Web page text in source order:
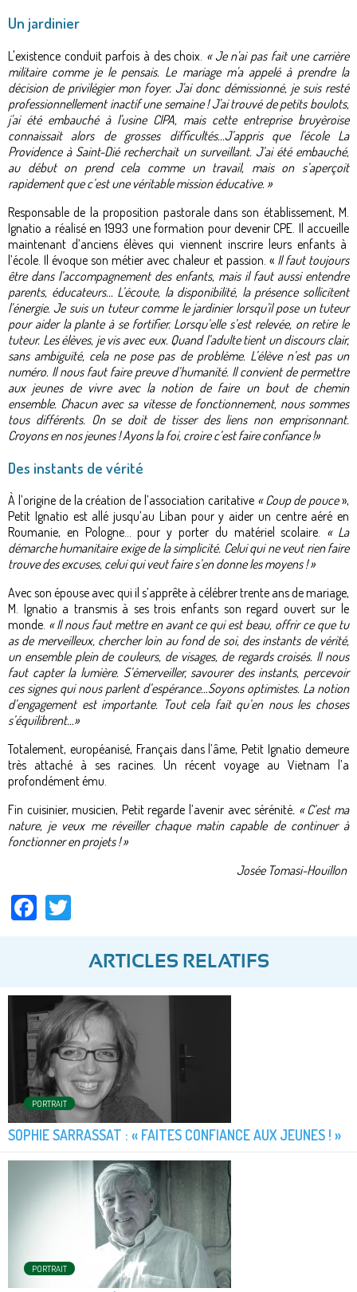
Un jardinier
L'existence conduit parfois à des choix. « Je n'ai pas fait une carrière
militaire comme je le pensais. Le mariage m'a appelé à prendre la
décision de privilégier mon foyer. J'ai donc démissionné, je suis resté
professionnellement inactif une semaine ! J'ai trouvé de petits boulots,
j'ai été embauché à l'usine CIPA, mais cette entreprise bruyèroise
connaissait alors de grosses difficultés...J’appris que l'école La
Providence à Saint-Dié recherchait un surveillant. J’ai été embauché,
au début on prend cela comme un travail, mais on s’aperçoit
rapidement que c’est une véritable mission éducative. »
Responsable de la proposition pastorale dans son établissement, M.
Ignatio a réalisé en 1993 une formation pour devenir CPE. Il accueille
maintenant d’anciens élèves qui viennent inscrire leurs enfants à
l’école. Il évoque son métier avec chaleur et passion. « Il faut toujours
être dans l’accompagnement des enfants, mais il faut aussi entendre
parents, éducateurs... L’écoute, la disponibilité, la présence sollicitent
l’énergie. Je suis un tuteur comme le jardinier lorsqu'il pose un tuteur
pour aider la plante à se fortifier. Lorsqu’elle s’est relevée, on retire le
tuteur. Les élèves, je vis avec eux. Quand l’adulte tient un discours clair,
sans ambiguïté, cela ne pose pas de problème. L’élève n’est pas un
numéro. Il nous faut faire preuve d’humanité. Il convient de permettre
aux jeunes de vivre avec la notion de faire un bout de chemin
ensemble. Chacun avec sa vitesse de fonctionnement, nous sommes
tous différents. On se doit de tisser des liens non emprisonnant.
Croyons en nos jeunes ! Ayons la foi, croire c’est faire confiance !»
Des instants de vérité
À l’origine de la création de l’association caritative « Coup de pouce»,
Petit Ignatio est allé jusqu’au Liban pour y aider un centre aéré en
Roumanie, en Pologne… pour y porter du matériel scolaire. « La
démarche humanitaire exige de la simplicité. Celui qui ne veut rien faire
trouve des excuses, celui qui veut faire s’en donne les moyens ! »
Avec son épouse avec qui il s’apprête à célébrer trente ans de mariage,
M. Ignatio a transmis à ses trois enfants son regard ouvert sur le
monde. « Il nous faut mettre en avant ce qui est beau, offrir ce que tu
as de merveilleux, chercher loin au fond de soi, des instants de vérité,
un ensemble plein de couleurs, de visages, de regards croisés. Il nous
faut capter la lumière. S’émerveiller, savourer des instants, percevoir
ces signes qui nous parlent d’espérance…Soyons optimistes. La notion
d’engagement est importante. Tout cela fait qu’en nous les choses
s’équilibrent…»
Totalement, européanisé, Français dans l’âme, Petit Ignatio demeure
très attaché à ses racines. Un récent voyage au Vietnam l’a
profondément ému.
Fin cuisinier, musicien, Petit regarde l’avenir avec sérénité. « C’est ma
nature, je veux me réveiller chaque matin capable de continuer à
fonctionner en projets ! »
Josée Tomasi-Houillon
Facebook
ARTICLES RELATIFS
PORTRAIT
SOPHIE SARRASSAT : « FAITES CONFIANCE AUX JEUNES ! »
PORTRAIT